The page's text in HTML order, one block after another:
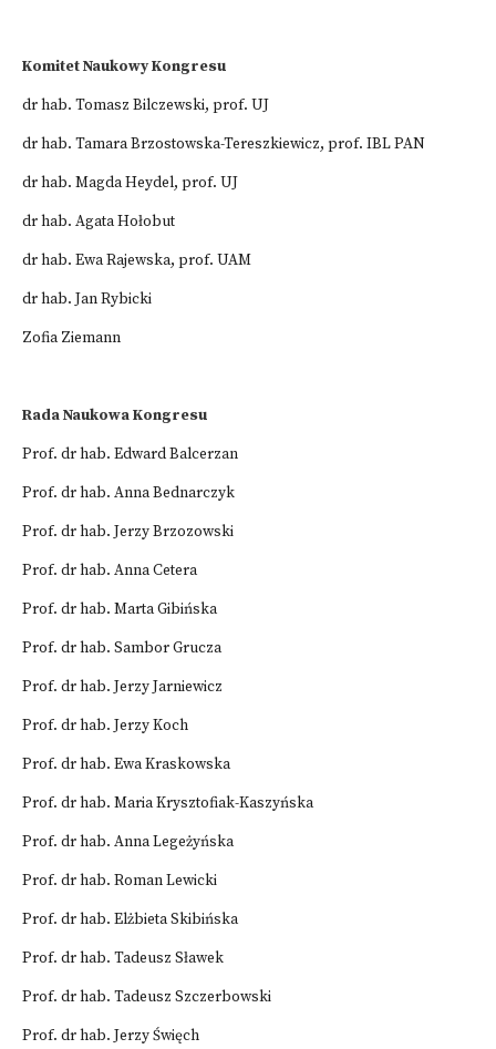
Komitet Naukowy Kongresu
dr hab. Tomasz Bilczewski, prof. UJ
dr hab. Tamara Brzostowska-Tereszkiewicz, prof. IBL PAN
dr hab. Magda Heydel, prof. UJ
dr hab. Agata Hołobut
dr hab. Ewa Rajewska, prof. UAM
dr hab. Jan Rybicki
Zofia Ziemann
Rada Naukowa Kongresu
Prof. dr hab. Edward Balcerzan
Prof. dr hab. Anna Bednarczyk
Prof. dr hab. Jerzy Brzozowski
Prof. dr hab. Anna Cetera
Prof. dr hab. Marta Gibińska
Prof. dr hab. Sambor Grucza
Prof. dr hab. Jerzy Jarniewicz
Prof. dr hab. Jerzy Koch
Prof. dr hab. Ewa Kraskowska
Prof. dr hab. Maria Krysztofiak-Kaszyńska
Prof. dr hab. Anna Legeżyńska
Prof. dr hab. Roman Lewicki
Prof. dr hab. Elżbieta Skibińska
Prof. dr hab. Tadeusz Sławek
Prof. dr hab. Tadeusz Szczerbowski
Prof. dr hab. Jerzy Święch